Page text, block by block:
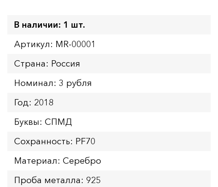
В наличии: 1 шт.
Артикул: MR-00001
Страна: Россия
Номинал: 3 рубля
Год: 2018
Буквы: СПМД
Сохранность: PF70
Материал: Серебро
Проба металла: 925